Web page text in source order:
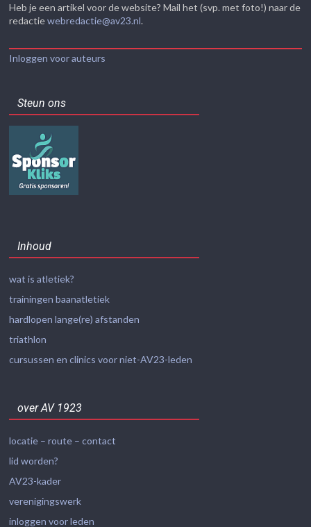
Heb je een artikel voor de website? Mail het (svp. met foto!) naar de
redactiewebredactie@av23.nl.
Inloggen voor auteurs
Steun ons
Inhoud
wat is atletiek?
trainingen baanatletiek
hardlopen lange(re) afstanden
triathlon
cursussen en clinics voor niet-AV23-leden
over AV 1923
locatie – route – contact
lid worden?
AV23-kader
verenigingswerk
inloggen voor leden